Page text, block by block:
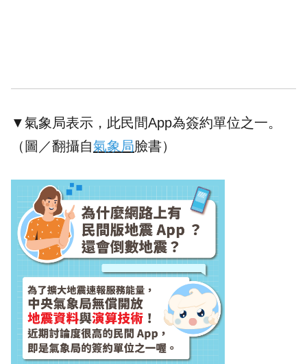
▼氣象局表示，此民間App為簽約單位之一。
（圖／翻攝自氣象局臉書）